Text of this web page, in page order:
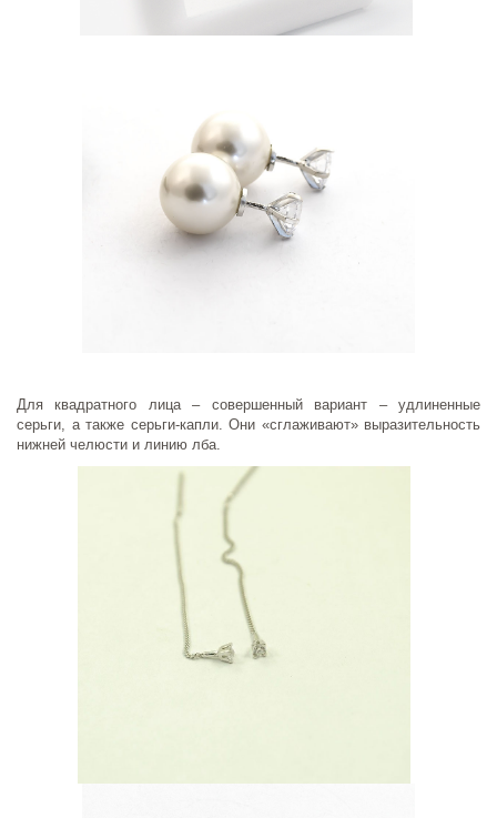
Для квадратного лица – совершенный вариант – удлиненные
серьги, а также серьги-капли. Они «сглаживают» выразительность
нижней челюсти и линию лба.